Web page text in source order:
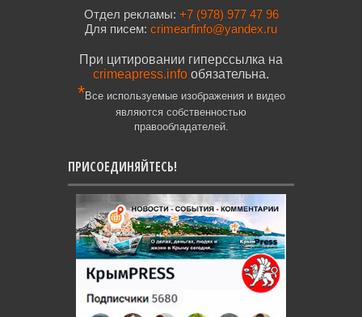
Отдел рекламы: +7 (978) 977 47 96
Для писем: crimearfinfo@yandex.ru
При цитировании гиперссылка на
crimeapress.info обязательна.
*Все используемые изображения и видео
являются собственностью
правообладателей.
ПРИСОЕДИНЯЙТЕСЬ!